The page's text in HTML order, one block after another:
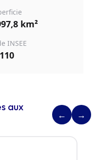
km²
INSEE
aux
← →